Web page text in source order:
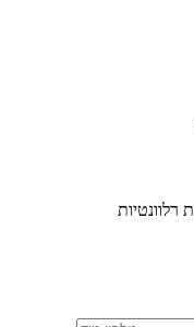
רלוונטיות